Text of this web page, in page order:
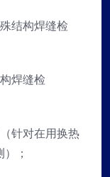
结构焊缝检
焊缝检
针对在用换热
；